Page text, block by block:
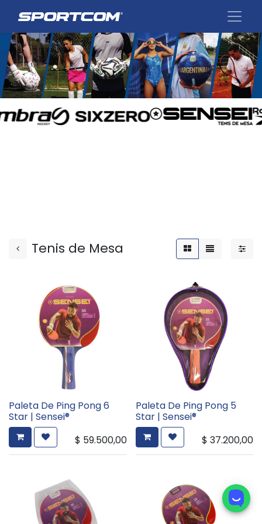
Tenis de Mesa
Paleta De Ping Pong 6
Star | Sensei®
$ 59.500,00
Paleta De Ping Pong 5
Star | Sensei®
$ 37.200,00